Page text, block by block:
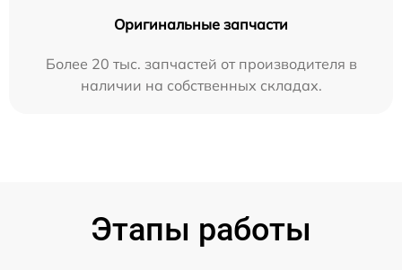
Оригинальные запчасти
Более 20 тыс. запчастей от производителя в
наличии на собственных складах.
Этапы работы